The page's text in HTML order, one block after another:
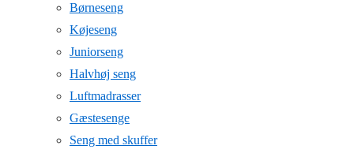
Børneseng
Køjeseng
Juniorseng
Halvhøj seng
Luftmadrasser
Gæstesenge
Seng med skuffer